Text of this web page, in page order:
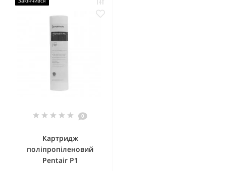
0
Картридж
поліпропіленовий
Pentair P1